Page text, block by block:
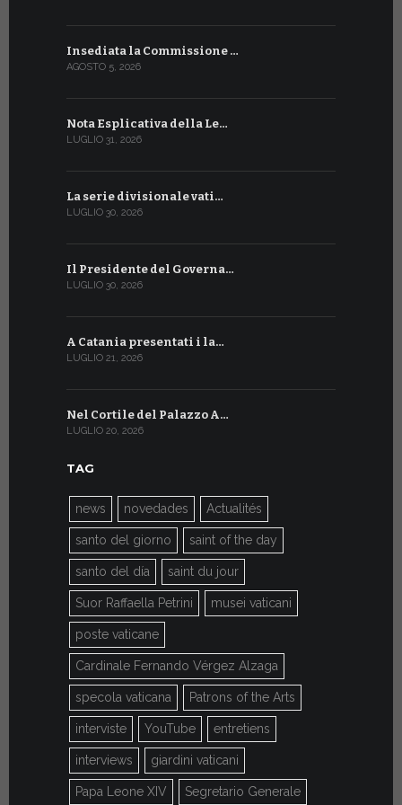
Insediata la Commissione …
AGOSTO 5, 2026
Nota Esplicativa della Le…
LUGLIO 31, 2026
La serie divisionale vati…
LUGLIO 30, 2026
Il Presidente del Governa…
LUGLIO 30, 2026
A Catania presentati i la…
LUGLIO 21, 2026
Nel Cortile del Palazzo A…
LUGLIO 20, 2026
TAG
news novedades Actualités
santo del giorno saint of the day
santo del día saint du jour
Suor Raffaella Petrini musei vaticani
poste vaticane
Cardinale Fernando Vérgez Alzaga
specola vaticana Patrons of the Arts
interviste YouTube entretiens
interviews giardini vaticani
Papa Leone XIV Segretario Generale